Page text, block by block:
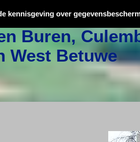
kennisgeving over
Buren,
West Betuwe